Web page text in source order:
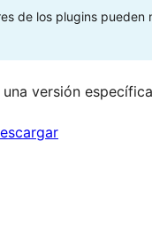
de los plugins
versión